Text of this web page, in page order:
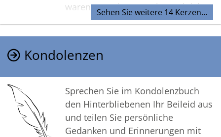
waren an Deinem Grab. Doch ich
komme erst heute dazu, Dir Deine
Alter nicht auf. Aber die Gedanken
uns.
Deine Tschini, Roman und Rosaria
mit Delia und Sveva
Sehen Sie weitere 14 Kerzen…
Kondolenzen
Sprechen Sie im Kondolenzbuch
den Hinterbliebenen Ihr Beileid aus
und teilen Sie persönliche
Gedanken und Erinnerungen mit